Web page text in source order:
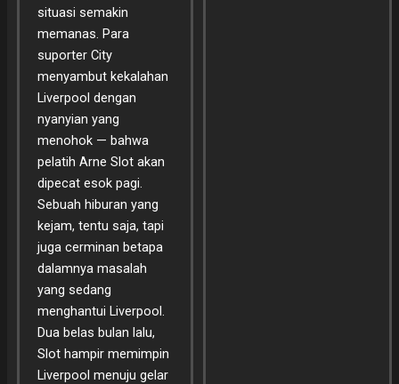
situasi semakin
memanas. Para
suporter City
menyambut kekalahan
Liverpool dengan
nyanyian yang
menohok — bahwa
pelatih Arne Slot akan
dipecat esok pagi.
Sebuah hiburan yang
kejam, tentu saja, tapi
juga cerminan betapa
dalamnya masalah
yang sedang
menghantui Liverpool.
Dua belas bulan lalu,
Slot hampir memimpin
Liverpool menuju gelar